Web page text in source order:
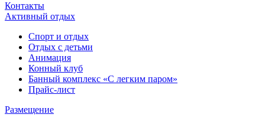
Контакты
Активный отдых
Спорт и отдых
Отдых с детьми
Анимация
Конный клуб
Банный комплекс «С легким паром»
Прайс-лист
Размещение